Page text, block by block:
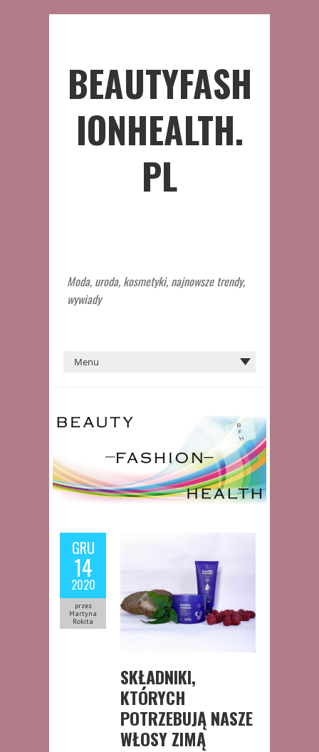
BEAUTYFASH
IONHEALTH.
PL
Moda, uroda, kosmetyki, najnowsze trendy,
wywiady
GRU
14
2020
przez
Martyna
Rokita
SKŁADNIKI,
KTÓRYCH
POTRZEBUJĄ NASZE
WŁOSY ZIMĄ